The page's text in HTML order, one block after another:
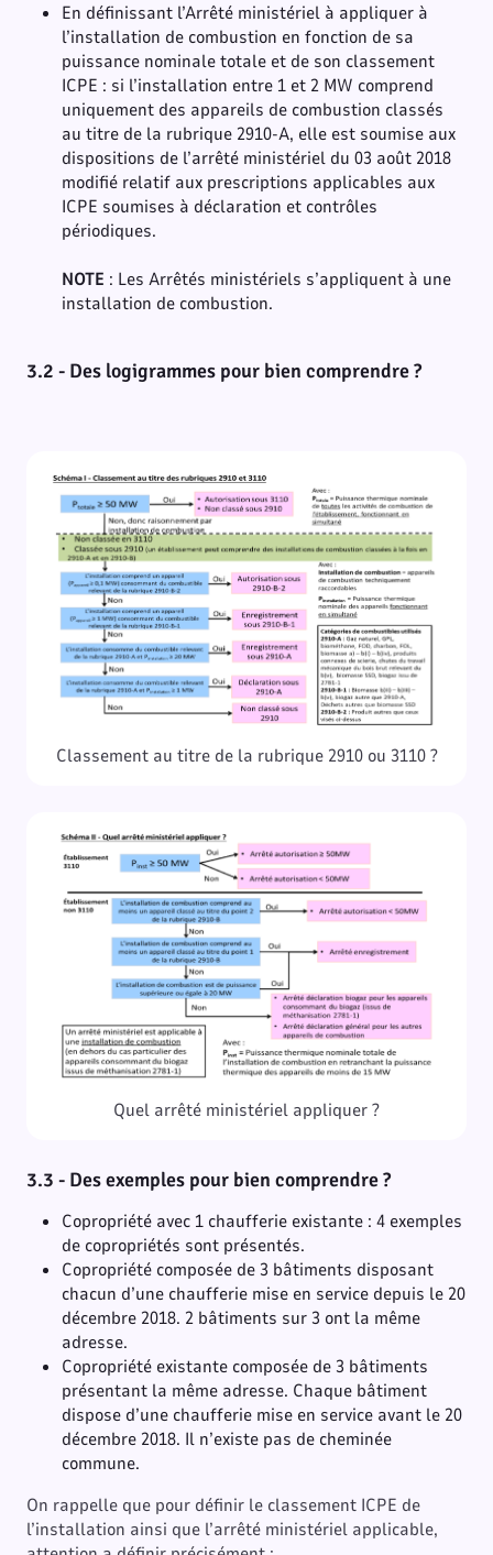
En définissant l’Arrêté ministériel à appliquer à
l’installation de combustion en fonction de sa
puissance nominale totale et de son classement
ICPE : si l’installation entre 1 et 2 MW comprend
uniquement des appareils de combustion classés
au titre de la rubrique 2910-A, elle est soumise aux
dispositions de l’arrêté ministériel du 03 août 2018
modifié relatif aux prescriptions applicables aux
ICPE soumises à déclaration et contrôles
périodiques.
NOTE : Les Arrêtés ministériels s’appliquent à une
installation de combustion.
3.2 - Des logigrammes pour bien comprendre ?
Classement au titre de la rubrique 2910 ou 3110 ?
Quel arrêté ministériel appliquer ?
3.3 - Des exemples pour bien comprendre ?
Copropriété avec 1 chaufferie existante : 4 exemples
de copropriétés sont présentés.
Copropriété composée de 3 bâtiments disposant
chacun d’une chaufferie mise en service depuis le 20
décembre 2018. 2 bâtiments sur 3 ont la même
adresse.
Copropriété existante composée de 3 bâtiments
présentant la même adresse. Chaque bâtiment
dispose d’une chaufferie mise en service avant le 20
décembre 2018. Il n’existe pas de cheminée
commune.
On rappelle que pour définir le classement ICPE de
l’installation ainsi que l’arrêté ministériel applicable,